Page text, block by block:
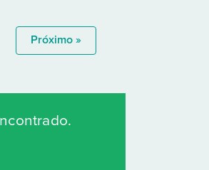
Próximo »